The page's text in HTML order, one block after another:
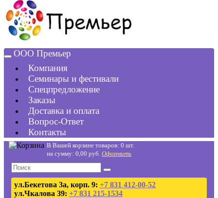
ООО Премьер
Компания
Семинары и фестивали
Спецпредложение
Заказы
Доставка и оплата
Вопрос-Ответ
Контакты
В Вашей корзине товаров: 0 шт.
на сумму: 0,00 руб. Оформить
ул.Бекетова 3а, корп. 9: +7 831 412-00-52
ул.Чкалова 39: +7 831 215-1534